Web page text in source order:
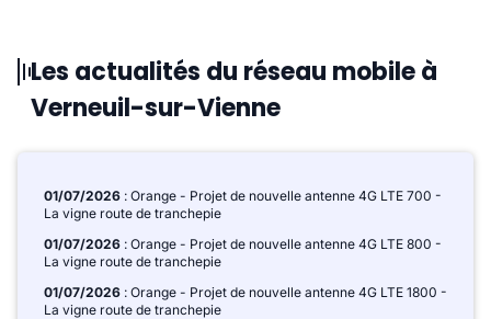
Les actualités du réseau mobile à
Verneuil-sur-Vienne
01/07/2026 : Orange - Projet de nouvelle antenne 4G LTE 700 -
La vigne route de tranchepie
01/07/2026 : Orange - Projet de nouvelle antenne 4G LTE 800 -
La vigne route de tranchepie
01/07/2026 : Orange - Projet de nouvelle antenne 4G LTE 1800 -
La vigne route de tranchepie